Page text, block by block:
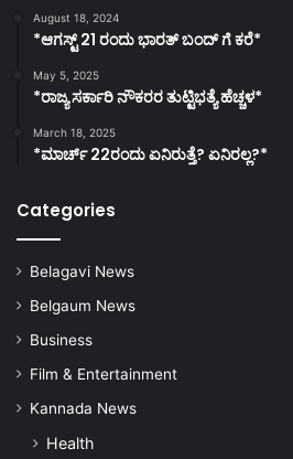
August 18, 2024
*ಆಗಸ್ಟ್ 21 ರಂದು ಭಾರತ್‌ ಬಂದ್‌ ಗೆ ಕರೆ*
May 5, 2025
*ರಾಜ್ಯ ಸರ್ಕಾರಿ ನೌಕರರ ತುಟ್ಟಿಭತ್ಯೆ ಹೆಚ್ಚಳ*
March 18, 2025
*ಮಾರ್ಚ್ 22ರಂದು ಏನಿರುತ್ತೆ? ಏನಿರಲ್ಲ?*
Categories
Belagavi News
Belgaum News
Business
Film & Entertainment
Kannada News
Health